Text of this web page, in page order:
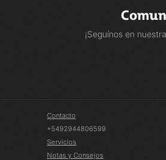
¡Seguínos en
Contacto
+5492944806599
Servicios
Notas y Consejos